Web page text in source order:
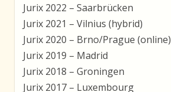
Jurix 2022 – Saarbrücken
Jurix 2021 – Vilnius (hybrid)
Jurix 2020 – Brno/Prague (online)
Jurix 2019 – Madrid
Jurix 2018 – Groningen
Jurix 2017 – Luxembourg